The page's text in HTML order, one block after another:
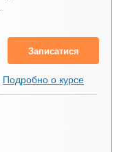
Записатися
Подробно о курсе